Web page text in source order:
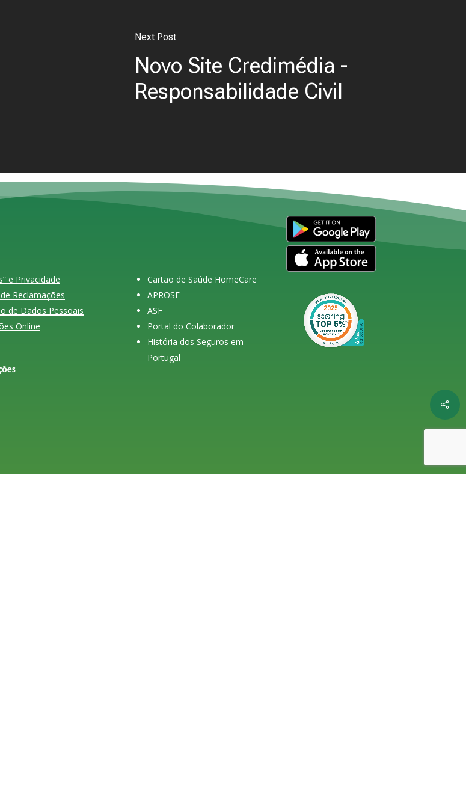
Next Post
Novo Site Credimédia -
Responsabilidade Civil
e Privacidade
Reclamações
de Dados Pessoais
Online
Cartão de Saúde HomeCare
APROSE
ASF
Portal do Colaborador
História dos Seguros em
Portugal
Share